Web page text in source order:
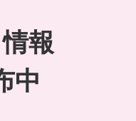
報
中